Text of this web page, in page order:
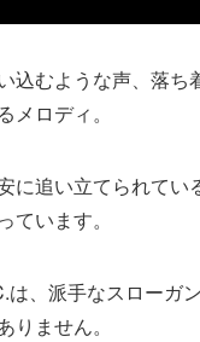
込むような声、落ち
メロディ。
に追い立てられてい
ています。
は、派手なスローガ
りません。